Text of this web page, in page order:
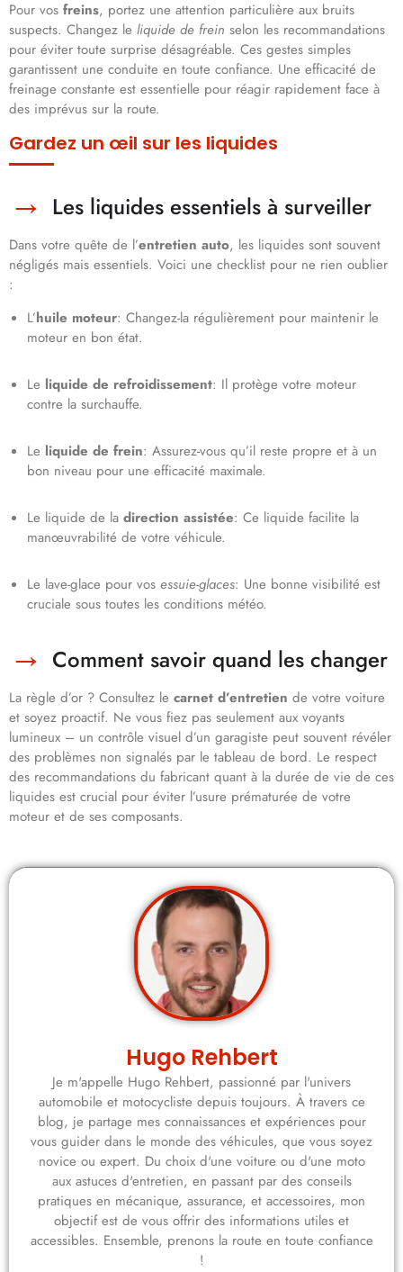
Pour vos freins, portez une attention particulière aux bruits
suspects. Changez le liquide de frein selon les recommandations
pour éviter toute surprise désagréable. Ces gestes simples
garantissent une conduite en toute confiance. Une efficacité de
freinage constante est essentielle pour réagir rapidement face à
des imprévus sur la route.
Gardez un œil sur les liquides
Les liquides essentiels à surveiller
Dans votre quête de l’entretien auto, les liquides sont souvent
négligés mais essentiels. Voici une checklist pour ne rien oublier
:
L’huile moteur: Changez-la régulièrement pour maintenir le
moteur en bon état.
Le liquide de refroidissement: Il protège votre moteur
contre la surchauffe.
Le liquide de frein: Assurez-vous qu’il reste propre et à un
bon niveau pour une efficacité maximale.
Le liquide de la direction assistée: Ce liquide facilite la
manœuvrabilité de votre véhicule.
Le lave-glace pour vos essuie-glaces: Une bonne visibilité est
cruciale sous toutes les conditions météo.
Comment savoir quand les changer
La règle d’or ? Consultez le carnet d’entretien de votre voiture
et soyez proactif. Ne vous fiez pas seulement aux voyants
lumineux – un contrôle visuel d’un garagiste peut souvent révéler
des problèmes non signalés par le tableau de bord. Le respect
des recommandations du fabricant quant à la durée de vie de ces
liquides est crucial pour éviter l’usure prématurée de votre
moteur et de ses composants.
Hugo Rehbert
Je m'appelle Hugo Rehbert, passionné par l'univers
automobile et motocycliste depuis toujours. À travers ce
blog, je partage mes connaissances et expériences pour
vous guider dans le monde des véhicules, que vous soyez
novice ou expert. Du choix d'une voiture ou d'une moto
aux astuces d'entretien, en passant par des conseils
pratiques en mécanique, assurance, et accessoires, mon
objectif est de vous offrir des informations utiles et
accessibles. Ensemble, prenons la route en toute confiance
!